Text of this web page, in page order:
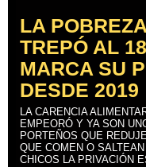
LA
TREPÓ AL
MARCA SU
DESDE 2019
LA CARENCIA
EMPEORÓ Y YA SON
PORTEÑOS QUE
QUE COMEN O
CHICOS LA PRIVACIÓN